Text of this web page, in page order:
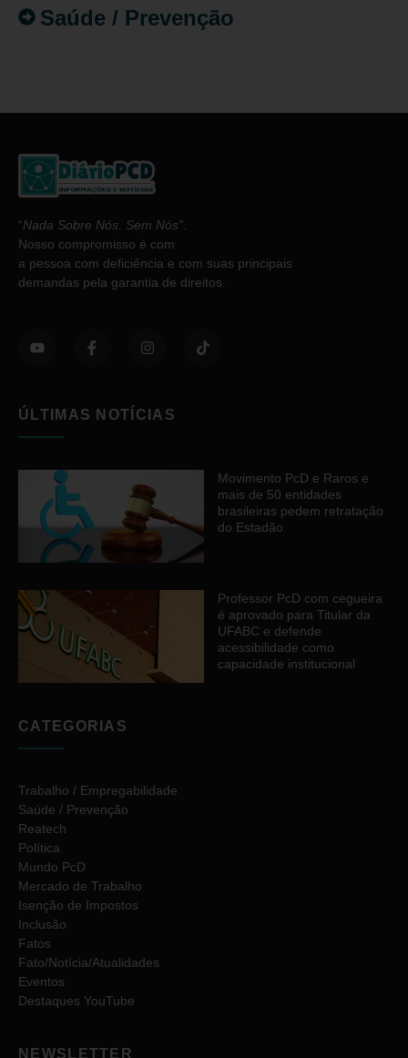
Saúde / Prevenção
“Nada Sobre Nós. Sem Nós”.
Nosso compromisso é com
a pessoa com deficiência e com suas principais
demandas pela garantia de direitos.
ÚLTIMAS NOTÍCIAS
Movimento PcD e Raros e
mais de 50 entidades
brasileiras pedem retratação
do Estadão
Professor PcD com cegueira
é aprovado para Titular da
UFABC e defende
acessibilidade como
capacidade institucional
CATEGORIAS
Trabalho / Empregabilidade
Saúde / Prevenção
Reatech
Política
Mundo PcD
Mercado de Trabalho
Isenção de Impostos
Inclusão
Fatos
Fato/Notícia/Atualidades
Eventos
Destaques YouTube
NEWSLETTER